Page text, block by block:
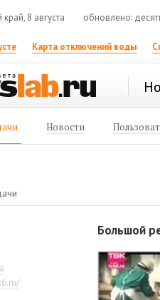
8 августа обновлено:
Карта отключений воды
Новости
Большой